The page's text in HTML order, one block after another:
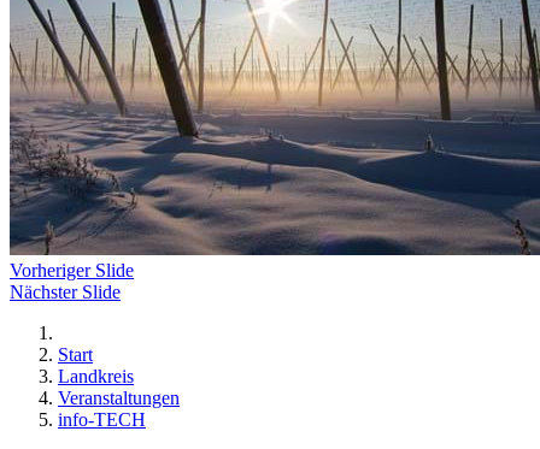
Vorheriger Slide
Nächster Slide
Start
Landkreis
Veranstaltungen
info-TECH